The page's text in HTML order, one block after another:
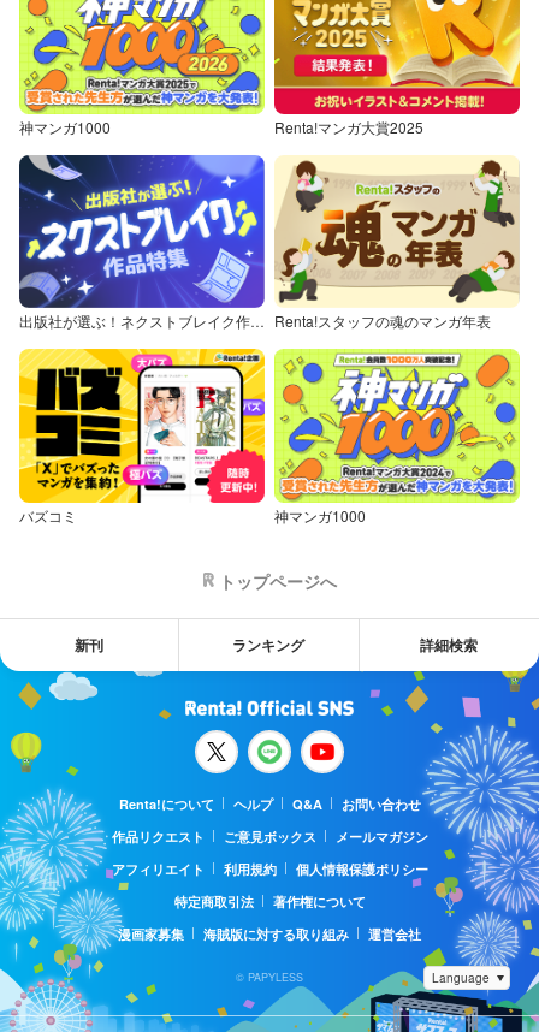
神マンガ1000 Renta!マンガ大賞2025
出版社が選ぶ！ネクストブレイク作品特集 Renta!スタッフの魂のマンガ年表
バズコミ 神マンガ1000
トップページへ
新刊 ランキング 詳細検索
Renta!について ヘルプ Q&A
お問い合わせ
作品リクエスト
ご意見ボックス
メールマガジン
アフィリエイト
利用規約
個人情報保護ポリシー
特定商取引法
著作権について
漫画家募集
海賊版に対する取り組み 運営会社
© PAPYLESS